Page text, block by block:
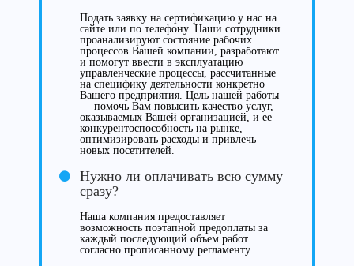
Подать заявку на сертификацию у нас на
сайте или по телефону. Наши сотрудники
проанализируют состояние рабочих
процессов Вашей компании, разработают
и помогут ввести в эксплуатацию
управленческие процессы, рассчитанные
на специфику деятельности конкретно
Вашего предприятия. Цель нашей работы
— помочь Вам повысить качество услуг,
оказываемых Вашей организацией, и ее
конкурентоспособность на рынке,
оптимизировать расходы и привлечь
новых посетителей.
Нужно ли оплачивать всю сумму
сразу?
Наша компания предоставляет
возможность поэтапной предоплаты за
каждый последующий объем работ
согласно прописанному регламенту.